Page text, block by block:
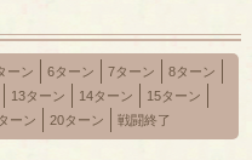
ーン 6ターン 7ターン
8ターン
13ターン 14ターン
15ターン
ーン 20ターン 戦闘終了